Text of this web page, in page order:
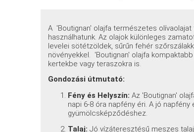
A 'Boutignan' olajfa természetes
használhatunk. Az olajok különleges
levelei sötétzöldek, sűrűn fehér
növényekkel. 'Boutignan' olajfa
kertekbe vagy teraszokra is.
Gondozási útmutató:
Fény és Helyszín: Az 'Boutignan'
napi 6-8 óra napfény éri. A jó
gyümölcsképződéshez.
Talaj: Jó vízáteresztésű meszes